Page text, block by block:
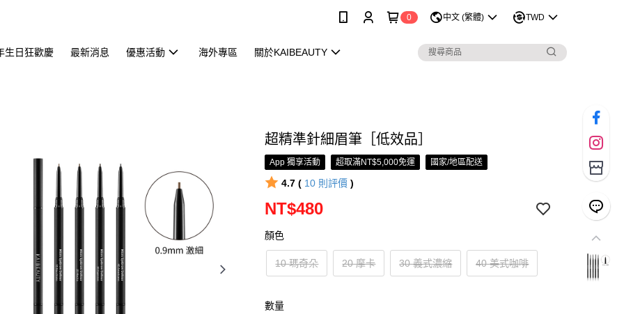
0 中文 (繁體) TWD
生日狂歡慶 最新消息 優惠活動 海外專區 關於KAIBEAUTY
超精準針細眉筆［低效品］
App 獨享活動 超取滿NT$5,000免運 國家/地區配送
4.7 ( 10 則評價 )
NT$480
顏色
10 瑪奇朵 20 摩卡 30 義式濃縮 40 美式咖啡
數量